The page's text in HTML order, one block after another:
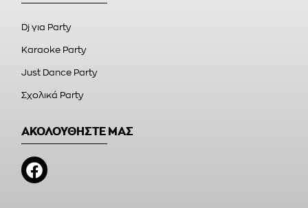
Dj για Party
Karaoke Party
Just Dance Party
Σχολικά Party
ΑΚΟΛΟΥΘΗΣΤΕ ΜΑΣ